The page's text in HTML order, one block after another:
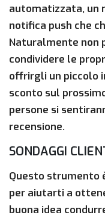
automatizzata, un
notifica push che
Naturalmente non
condividere le
offrirgli un piccolo
sconto sul
persone si
recensione.
SONDAGGI
Questo strumento
per aiutarti a
buona idea